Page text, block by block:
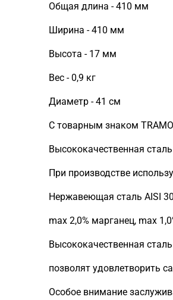
Общая длина - 410 мм
Ширина - 410 мм
Высота - 17 мм
Вес - 0,9 кг
Диаметр - 41 см
С товарным знаком
Высококачественная
При производстве
Нержавеющая сталь AISI
max 2,0% марганец, max
Высококачественная
позволят удовлетворить
Особое внимание